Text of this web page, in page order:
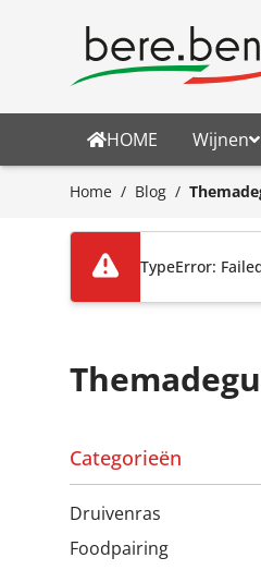
HOME Wijnen
Home / Blog /
TypeError:
Categorieën
Druivenras
Foodpairing